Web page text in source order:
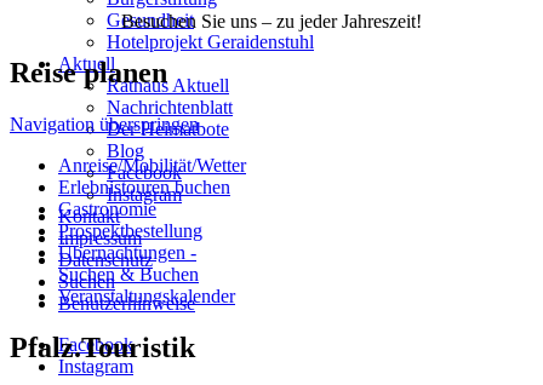
Gesundheit
Hotelprojekt Geraidenstuhl
Aktuell
Rathaus Aktuell
Nachrichtenblatt
Der Heimatbote
Blog
Facebook
Instagram
Kontakt
Impressum
Datenschutz
Suchen
Benutzerhinweise
Facebook
Instagram
Besuchen Sie uns – zu jeder Jahreszeit!
Reise planen
Navigation überspringen
Anreise/Mobilität/Wetter
Erlebnistouren buchen
Gastronomie
Prospektbestellung
Übernachtungen -
Suchen & Buchen
Veranstaltungskalender
Pfalz.Touristik